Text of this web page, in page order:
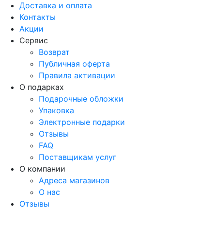
Доставка и оплата
Контакты
Акции
Сервис
Возврат
Публичная оферта
Правила активации
О подарках
Подарочные обложки
Упаковка
Электронные подарки
Отзывы
FAQ
Поставщикам услуг
О компании
Адреса магазинов
О нас
Отзывы